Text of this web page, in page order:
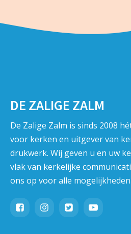
DE ZALIGE ZALM
De Zalige Zalm is sinds 2008
voor kerken en uitgever van
drukwerk. Wij geven u en uw
vlak van kerkelijke
ons op voor alle mogelijkheden.